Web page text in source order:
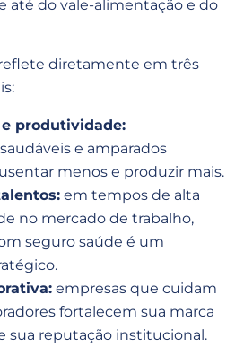
até do vale-alimentação e do
diretamente em três
produtividade:
e amparados
menos e produzir mais.
em tempos de alta
no mercado de trabalho,
seguro saúde é um
empresas que cuidam
fortalecem sua marca
sua reputação institucional.